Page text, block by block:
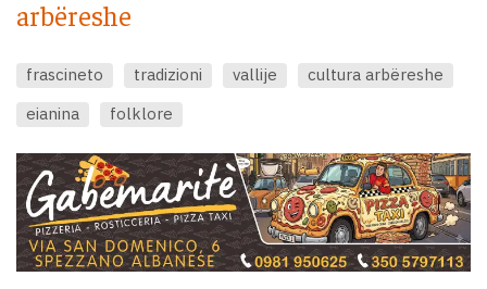
arbëreshe
frascineto tradizioni vallije
cultura arbëreshe
eianina
folklore